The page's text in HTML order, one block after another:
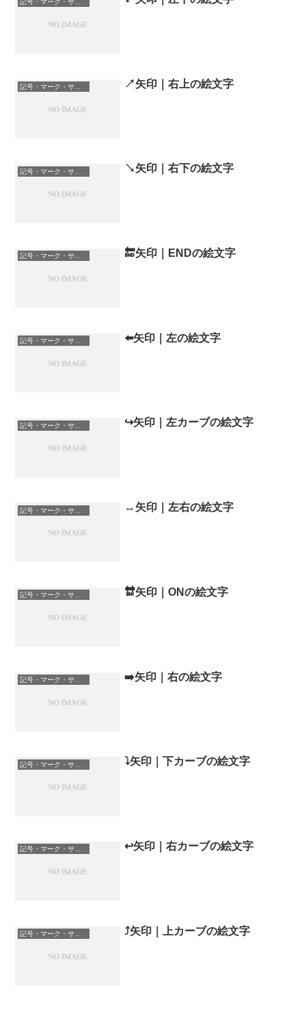
記号・マーク・サイン
記号・マーク・サイン ↗️矢印｜右上の絵文字
記号・マーク・サイン ↘️矢印｜右下の絵文字
記号・マーク・サイン 🔚矢印｜ENDの絵文字
記号・マーク・サイン ⬅️矢印｜左の絵文字
記号・マーク・サイン ↪️矢印｜左カーブの絵文字
記号・マーク・サイン ↔️矢印｜左右の絵文字
記号・マーク・サイン 🔛矢印｜ONの絵文字
記号・マーク・サイン ➡️矢印｜右の絵文字
記号・マーク・サイン ⤵️矢印｜下カーブの絵文字
記号・マーク・サイン ↩️矢印｜右カーブの絵文字
記号・マーク・サイン ⤴️矢印｜上カーブの絵文字